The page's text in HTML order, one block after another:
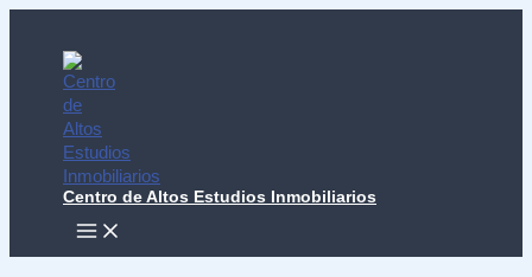
contenido
Centro de Altos Estudios Inmobiliarios
MAIN
MENU